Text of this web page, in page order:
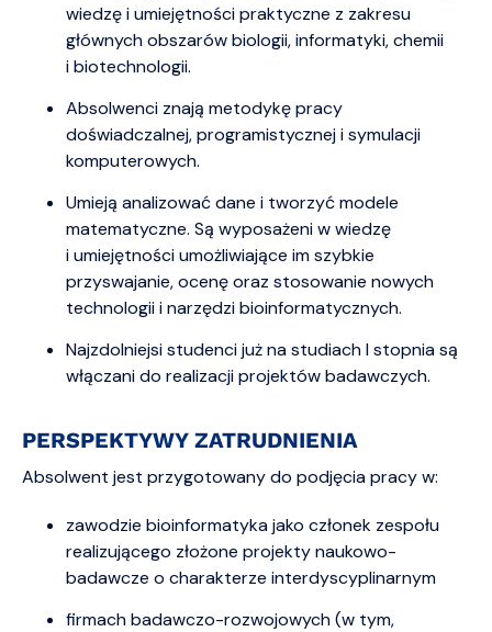
wiedzę i umiejętności praktyczne z zakresu
głównych obszarów biologii, informatyki, chemii
i biotechnologii.
Absolwenci znają metodykę pracy
doświadczalnej, programistycznej i symulacji
komputerowych.
Umieją analizować dane i tworzyć modele
matematyczne. Są wyposażeni w wiedzę
i umiejętności umożliwiające im szybkie
przyswajanie, ocenę oraz stosowanie nowych
technologii i narzędzi bioinformatycznych.
Najzdolniejsi studenci już na studiach I stopnia są
włączani do realizacji projektów badawczych.
PERSPEKTYWY ZATRUDNIENIA
Absolwent jest przygotowany do podjęcia pracy w:
zawodzie bioinformatyka jako członek zespołu
realizującego złożone projekty naukowo-
badawcze o charakterze interdyscyplinarnym
firmach badawczo-rozwojowych (w tym,